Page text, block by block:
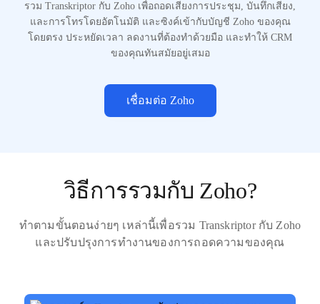
รวม Transkriptor กับ Zoho เพื่อถอดเสียงการประชุม, บันทึกเสียง,
และการโทรโดยอัตโนมัติ และซิงค์เข้ากับบัญชี Zoho ของคุณ
โดยตรง ประหยัดเวลา ลดงานที่ต้องทำด้วยมือ และทำให้ CRM
ของคุณทันสมัยอยู่เสมอ
เชื่อมต่อ Zoho
วิธีการรวมกับ Zoho?
ทำตามขั้นตอนง่ายๆ เหล่านี้เพื่อรวม Transkriptor กับ Zoho
และปรับปรุงการทำงานของการถอดความของคุณ